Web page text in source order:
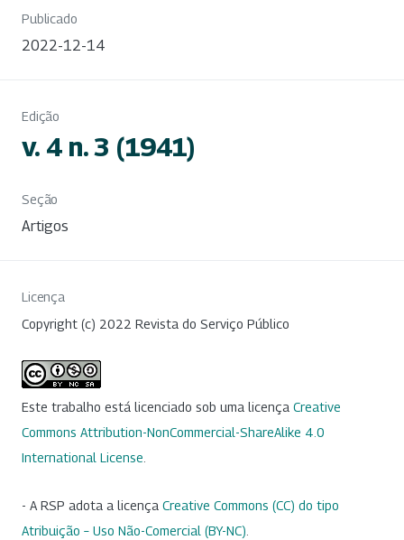
Publicado
2022-12-14
Edição
v. 4 n. 3 (1941)
Seção
Artigos
Licença
Copyright (c) 2022 Revista do Serviço Público
Este trabalho está licenciado sob uma licença Creative
Commons Attribution-NonCommercial-ShareAlike 4.0
International License
- A RSP adota a licença Creative Commons (CC) do tipo
Atribuição – Uso Não-Comercial (BY-NC)